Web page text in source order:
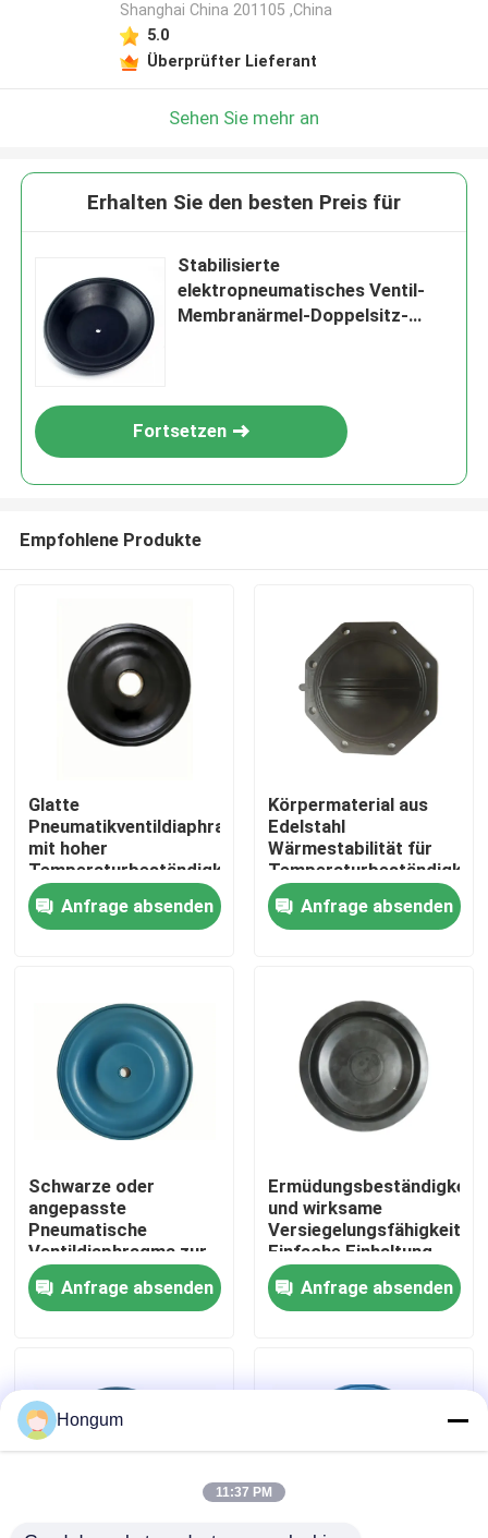
Zu Hause
Über uns
Werksbesichtigung
Qualitätskontrolle
Neuigkeiten
Bitte um ein Angebot
Gummimembrandichtungen
Shanghai China 201105 ,China
5.0
Überprüfter Lieferant
Sehen Sie mehr an
Erhalten Sie den besten Preis für
Stabilisierte
elektropneumatisches Ventil-
Membranärmel-Doppelsitz-
Fortsetzen
Empfohlene Produkte
Glatte
Pneumatikventildiaphragma
mit hoher
Temperaturbeständigkeit
und geringer Leckage
von 0,05%
Anfrage absenden
Körpermaterial aus
Edelstahl
Wärmestabilität für
Temperaturbeständigkeit
in Luftmedien
Anfrage absenden
Schwarze oder
angepasste
Pneumatische
Ventildiaphragma zur
Steuerung von
Ventilmedien
Anfrage absenden
Ermüdungsbeständigkeit
und wirksame
Versiegelungsfähigkeit
Einfache Einhaltung
der Vorschriften
Anfrage absenden
Hongum
11:37 PM